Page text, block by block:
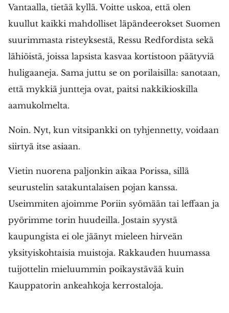
Vantaalla, tietää kyllä. Voitte uskoa, että olen
kuullut kaikki mahdolliset läpändeerokset Suomen
suurimmasta risteyksestä, Ressu Redfordista sekä
lähiöistä, joissa lapsista kasvaa kortistoon päätyviä
huligaaneja. Sama juttu se on porilaisilla: sanotaan,
että mykkiä juntteja ovat, paitsi nakkikioskilla
aamukolmelta.
Noin. Nyt, kun vitsipankki on tyhjennetty, voidaan
siirtyä itse asiaan.
Vietin nuorena paljonkin aikaa Porissa, sillä
seurustelin satakuntalaisen pojan kanssa.
Useimmiten ajoimme Poriin syömään tai leffaan ja
pyörimme torin huudeilla. Jostain syystä
kaupungista ei ole jäänyt mieleen hirveän
yksityiskohtaisia muistoja. Rakkauden huumassa
tuijottelin mieluummin poikaystävää kuin
Kauppatorin ankeahkoja kerrostaloja.